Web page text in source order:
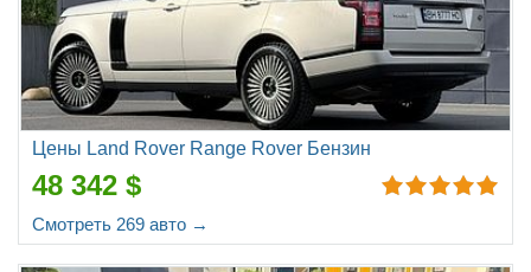
Цены Land Rover Range Rover Бензин
48 342 $
Смотреть 269 авто →